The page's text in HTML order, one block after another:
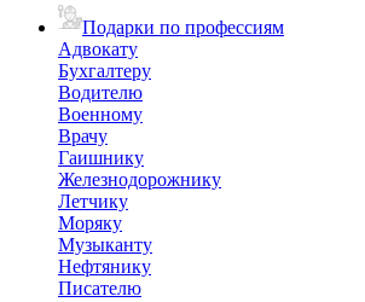
Подарки по профессиям
Адвокату
Бухгалтеру
Водителю
Военному
Врачу
Гаишнику
Железнодорожнику
Летчику
Моряку
Музыканту
Нефтянику
Писателю